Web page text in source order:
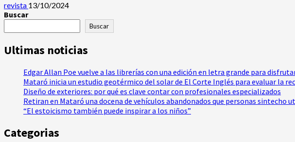
revista 13/10/2024
Buscar
Buscar
Ultimas noticias
Edgar Allan Poe vuelve a las librerías con una edición en letra grande para
Mataró inicia un estudio geotérmico del solar de El Corte Inglés para evaluar la
Diseño de exteriores: por qué es clave contar con profesionales especializados
Retiran en Mataró una docena de vehículos abandonados que personas sintecho
“El estoicismo también puede inspirar a los niños”
Categorias